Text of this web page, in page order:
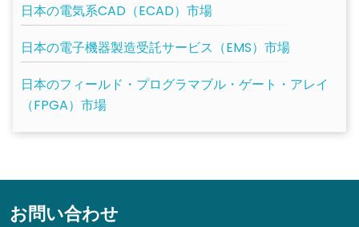
日本の電気系CAD（ECAD）市場
日本の電子機器製造受託サービス（EMS）市場
日本のフィールド・プログラマブル・ゲート・アレイ
（FPGA）市場
お問い合わせ